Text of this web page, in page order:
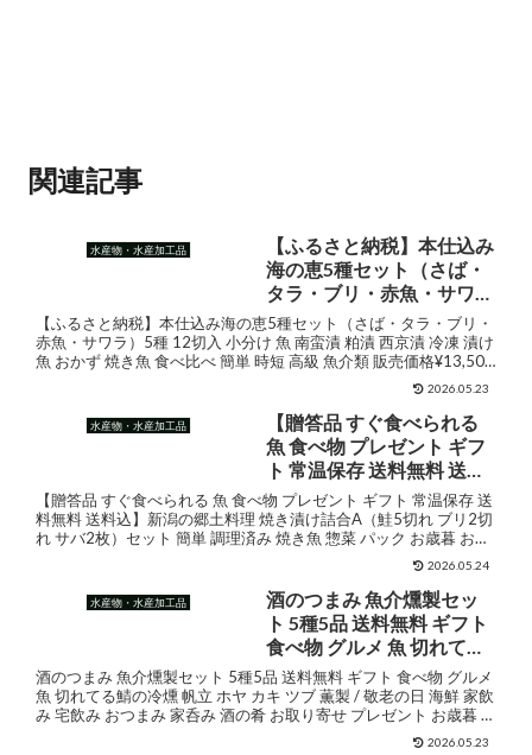
関連記事
水産物・水産加工品
【ふるさと納税】本仕込み
海の恵5種セット（さば・
タラ・ブリ・赤魚・サワ
ラ）5種 12切入 小分け [豊
洋海産流通 宮城県 気仙沼
市 20563353] 魚 南蛮漬 粕
漬 西京漬 冷凍 漬け魚 おか
ず 焼き魚 食べ比べ 簡単 時
短 高級 魚介類
【ふるさと納税】本仕込み海の恵5種セット（さば・タラ・ブリ・
赤魚・サワラ）5種 12切入 小分け 魚 南蛮漬 粕漬 西京漬 冷凍 漬け
魚 おかず 焼き魚 食べ比べ 簡単 時短 高級 魚介類 販売価格¥13,500
2026.05.23
水産物・水産加工品
【贈答品 すぐ食べられる
魚 食べ物 プレゼント ギフ
ト 常温保存 送料無料 送料
込】新潟の郷土料理 焼き
漬け詰合A（鮭5切れ ブリ2
切れ サバ2枚）セット 簡単
調理済み 焼き魚 惣菜 パッ
ク お歳暮 お中元 敬老の日
母の日 父の日 お誕生日 お
祝い 内祝い お返し 香典返
し
【贈答品 すぐ食べられる 魚 食べ物 プレゼント ギフト 常温保存 送
料無料 送料込】新潟の郷土料理 焼き漬け詰合A（鮭5切れ ブリ2切
れ サバ2枚）セット 簡単 調理済み 焼き魚 惣菜 パック お歳暮 お中
2026.05.24
水産物・水産加工品
酒のつまみ 魚介燻製セッ
ト 5種5品 送料無料 ギフト
食べ物 グルメ 魚 切れてる
鯖の冷燻 帆立 ホヤ カキ ツ
ブ 薫製 / 敬老の日 海鮮 家
飲み 宅飲み おつまみ 家呑
み 酒の肴 お取り寄せ プレ
酒のつまみ 魚介燻製セット 5種5品 送料無料 ギフト 食べ物 グルメ
魚 切れてる鯖の冷燻 帆立 ホヤ カキ ツブ 薫製 / 敬老の日 海鮮 家飲
み 宅飲み おつまみ 家呑み 酒の肴 お取り寄せ プレゼント お歳暮 お
2026.05.23